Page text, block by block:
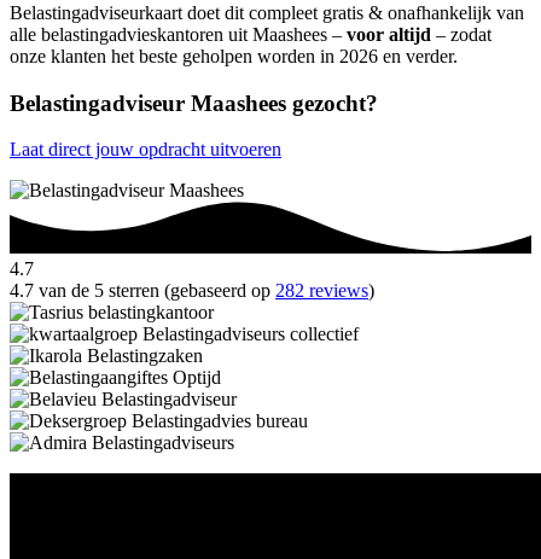
Belastingadviseurkaart doet dit compleet gratis & onafhankelijk van
alle belastingadvieskantoren uit Maashees – voor altijd – zodat
onze klanten het beste geholpen worden in 2026 en verder.
Belastingadviseur Maashees gezocht?
Laat direct jouw opdracht uitvoeren
4.7
4.7 van de 5 sterren (gebaseerd op 282 reviews)